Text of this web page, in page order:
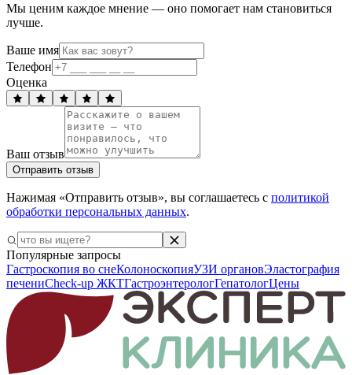
Мы ценим каждое мнение — оно помогает нам становиться
лучше.
Ваше имя
Телефон
Оценка
Ваш отзыв
Отправить отзыв
Нажимая «Отправить отзыв», вы соглашаетесь с политикой
обработки персональных данных.
Популярные запросы
Гастроскопия во снеКолоноскопияУЗИ органовЭластография
печениCheck-up ЖКТГастроэнтерологГепатологЦены